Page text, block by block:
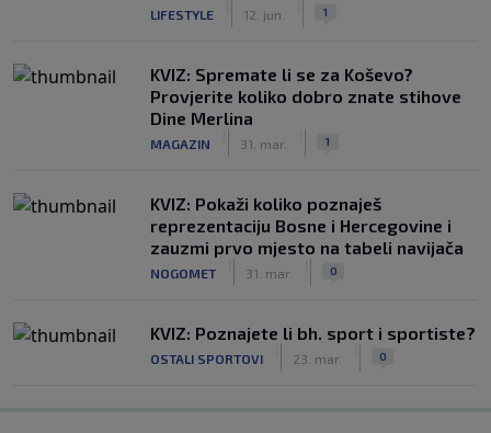
LIFESTYLE 12. jun. 1
KVIZ: Spremate li se za Koševo?
Provjerite koliko dobro znate stihove
Dine Merlina
MAGAZIN 31. mar. 1
KVIZ: Pokaži koliko poznaješ
reprezentaciju Bosne i Hercegovine i
zauzmi prvo mjesto na tabeli navijača
NOGOMET 31. mar. 0
KVIZ: Poznajete li bh. sport i sportiste?
OSTALI SPORTOVI 23. mar. 0